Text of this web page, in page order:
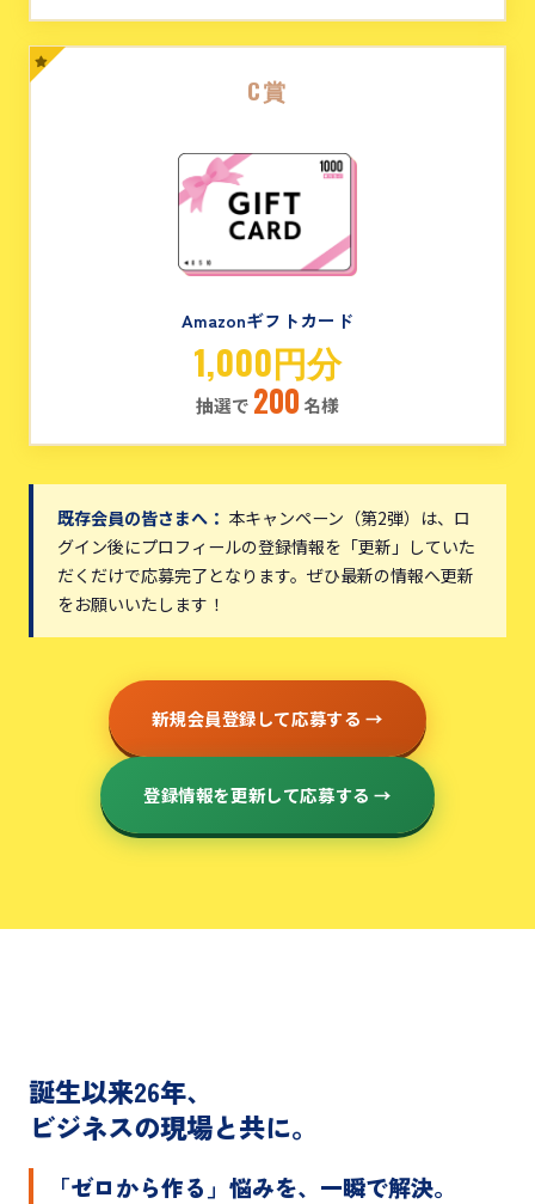
C賞
Amazonギフトカード
1,000円分
抽選で 200 名様
既存会員の皆さまへ： 本キャンペーン（第2弾）は、ロ
グイン後にプロフィールの登録情報を「更新」していた
だくだけで応募完了となります。ぜひ最新の情報へ更新
をお願いいたします！
新規会員登録して応募する →
登録情報を更新して応募する →
誕生以来26年、
ビジネスの現場と共に。
「ゼロから作る」悩みを、一瞬で解決。